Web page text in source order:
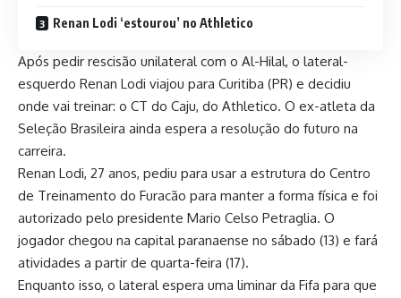
Renan Lodi ‘estourou’ no Athletico
Após pedir rescisão unilateral com o Al-Hilal, o lateral-
esquerdo Renan Lodi viajou para Curitiba (PR) e decidiu
onde vai treinar: o CT do Caju, do Athletico. O ex-atleta da
Seleção Brasileira ainda espera a resolução do futuro na
carreira.
Renan Lodi, 27 anos, pediu para usar a estrutura do Centro
de Treinamento do Furacão para manter a forma física e foi
autorizado pelo presidente Mario Celso Petraglia. O
jogador chegou na capital paranaense no sábado (13) e fará
atividades a partir de quarta-feira (17).
Enquanto isso, o lateral espera uma liminar da Fifa para que